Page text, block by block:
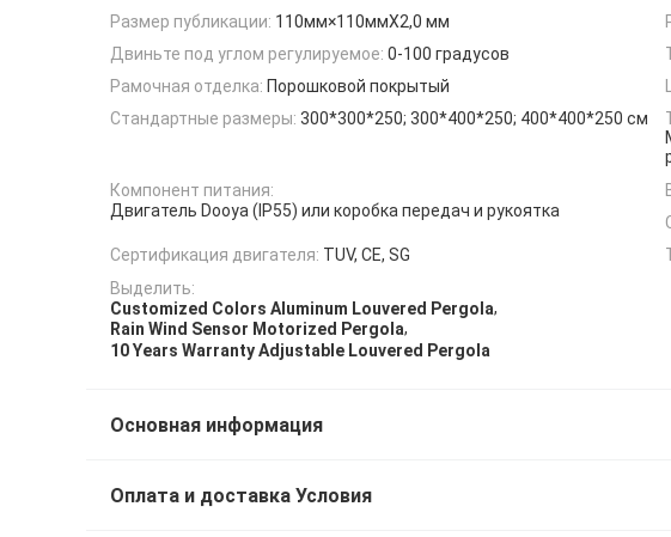
Размер публикации: 110мм×110ммX2,0 мм
Двиньте под углом регулируемое: 0-100 градусов
Рамочная отделка: Порошковой покрытый
Стандартные размеры: 300*300*250; 300*400*250; 400*400*250 см
Компонент питания:
Двигатель Dooya (IP55) или коробка передач и рукоятка
Сертификация двигателя: TUV, CE, SG
Выделить:
Customized Colors Aluminum Louvered Pergola,
Rain Wind Sensor Motorized Pergola,
10 Years Warranty Adjustable Louvered Pergola
Основная информация
Оплата и доставка Условия